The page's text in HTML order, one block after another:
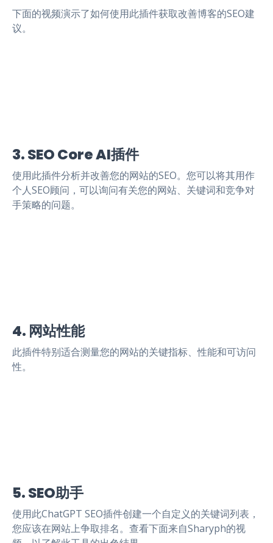
下面的视频演示了如何使用此插件获取改善博客的SEO建
议。
3. SEO Core AI插件
使用此插件分析并改善您的网站的SEO。您可以将其用作
个人SEO顾问，可以询问有关您的网站、关键词和竞争对
手策略的问题。
4. 网站性能
此插件特别适合测量您的网站的关键指标、性能和可访问
性。
5. SEO助手
使用此ChatGPT SEO插件创建一个自定义的关键词列表，
您应该在网站上争取排名。查看下面来自Sharyph的视